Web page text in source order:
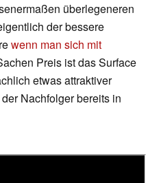
überlegeneren
der bessere
wenn man sich mit
Preis ist das Surface
etwas attraktiver
Nachfolger bereits in